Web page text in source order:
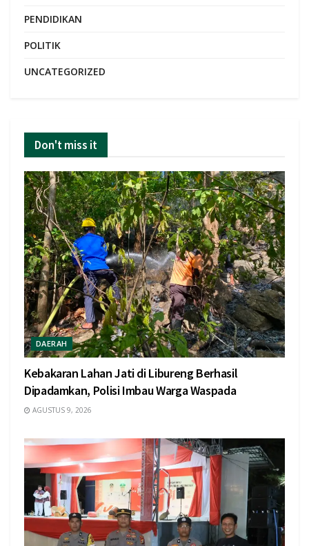
PENDIDIKAN
POLITIK
UNCATEGORIZED
Don't miss it
DAERAH
Kebakaran Lahan Jati di Libureng Berhasil
Dipadamkan, Polisi Imbau Warga Waspada
AGUSTUS 9, 2026